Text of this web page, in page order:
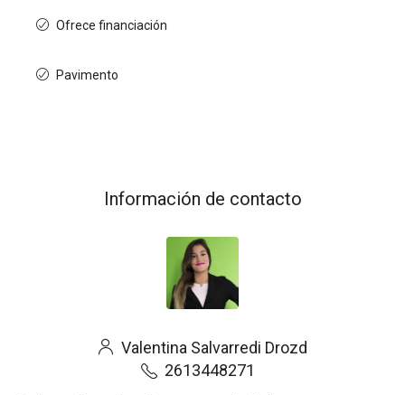
Ofrece financiación
Pavimento
Información de contacto
Valentina Salvarredi Drozd
2613448271